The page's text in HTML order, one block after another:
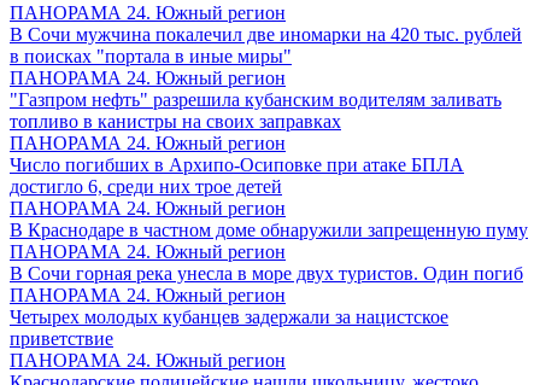
ПАНОРАМА 24. Южный регион
В Сочи мужчина покалечил две иномарки на 420 тыс. рублей
в поисках "портала в иные миры"
ПАНОРАМА 24. Южный регион
"Газпром нефть" разрешила кубанским водителям заливать
топливо в канистры на своих заправках
ПАНОРАМА 24. Южный регион
Число погибших в Архипо-Осиповке при атаке БПЛА
достигло 6, среди них трое детей
ПАНОРАМА 24. Южный регион
В Краснодаре в частном доме обнаружили запрещенную пуму
ПАНОРАМА 24. Южный регион
В Сочи горная река унесла в море двух туристов. Один погиб
ПАНОРАМА 24. Южный регион
Четырех молодых кубанцев задержали за нацистское
приветствие
ПАНОРАМА 24. Южный регион